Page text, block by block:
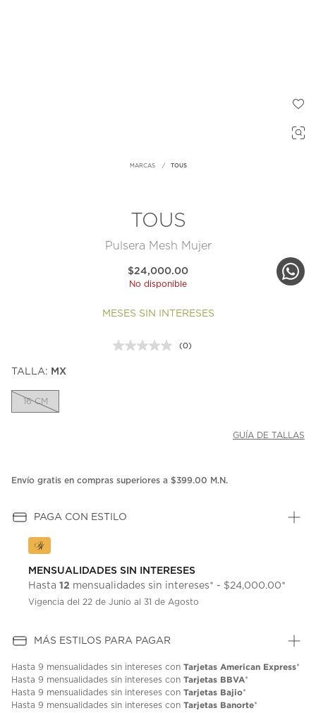
MARCAS TOUS
TOUS
Pulsera Mesh Mujer
$24,000.00
No disponible
MESES SIN INTERESES
Sin
(0)
TALLA: MX
16 CM
GUÍA DE TALLAS
Envío gratis en compras superiores a $399.00 M.N.
PAGA CON ESTILO
MENSUALIDADES SIN INTERESES
Hasta 12 mensualidades sin intereses* - $24,000.00*
Vigencia del 22 de Junio al 31 de Agosto
MÁS ESTILOS PARA PAGAR
Hasta 9 mensualidades sin intereses con Tarjetas American Express*
Hasta 9 mensualidades sin intereses con Tarjetas BBVA*
Hasta 9 mensualidades sin intereses con Tarjetas Bajio*
Hasta 9 mensualidades sin intereses con Tarjetas Banorte*